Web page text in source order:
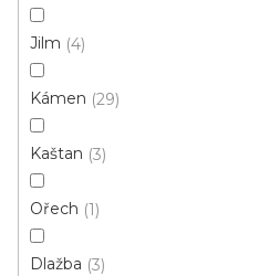
Jilm 4
Kámen 29
Kaštan 3
Ořech 1
Dlažba 3
Vinylová podlaha DP
krémový
od
Ecoline Click (plovoucí)